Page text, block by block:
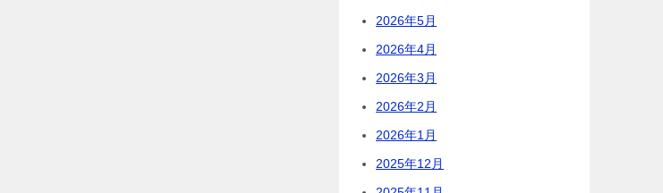
2026年5月
2026年4月
2026年3月
2026年2月
2026年1月
2025年12月